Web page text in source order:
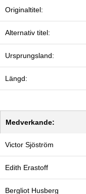
Originaltitel:
Alternativ titel:
Ursprungsland:
Längd:
Medverkande:
Victor Sjöström
Edith Erastoff
Bergliot Husberg